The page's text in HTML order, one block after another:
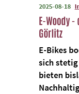
2025-08-18
E-Woody
Görlitz
E-Bikes
sich
bieten